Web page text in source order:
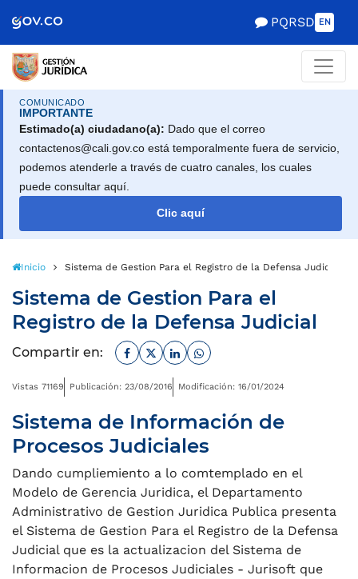
de Gobierno
PQRSD EN
COMUNICADO
IMPORTANTE
Estimado(a) ciudadano(a): Dado que el correo
contactenos@cali.gov.co está temporalmente fuera de servicio,
podemos atenderle a través de cuatro canales, los cuales
puede consultar aquí.
Clic aquí
Inicio Sistema de Gestion Para el Registro de la Defensa Judicial
Sistema de Gestion Para el
Registro de la Defensa Judicial
Compartir en: Facebook
TwitterLinkedinWhatsapp
Vistas 71169 Publicación: 23/08/2016 Modificación: 16/01/2024
Sistema de Información de
Procesos Judiciales
Dando cumpliemiento a lo comtemplado en el
Modelo de Gerencia Juridica, el Departamento
Administrativo de Gestion Juridica Publica presenta
el Sistema de Gestion Para el Registro de la Defensa
Judicial que es la actualizacion del Sistema de
Informacion de Procesos Judiciales - Jurisoft que